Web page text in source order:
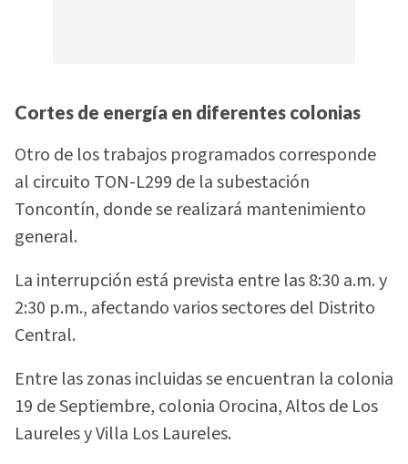
Cortes de energía en diferentes colonias
Otro de los trabajos programados corresponde
al circuito TON-L299 de la subestación
Toncontín, donde se realizará mantenimiento
general.
La interrupción está prevista entre las 8:30 a.m. y
2:30 p.m., afectando varios sectores del Distrito
Central.
Entre las zonas incluidas se encuentran la colonia
19 de Septiembre, colonia Orocina, Altos de Los
Laureles y Villa Los Laureles.